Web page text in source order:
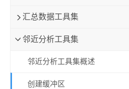
汇总数据工具集
邻近分析工具集
邻近分析工具集概述
创建缓冲区